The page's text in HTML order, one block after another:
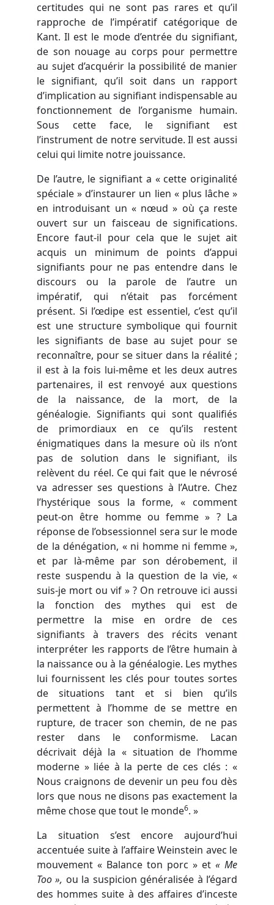
certitudes qui ne sont pas rares et qu’il
rapproche de l’impératif catégorique de
Kant. Il est le mode d’entrée du signifiant,
de son nouage au corps pour permettre
au sujet d’acquérir la possibilité de manier
le signifiant, qu’il soit dans un rapport
d’implication au signifiant indispensable au
fonctionnement de l’organisme humain.
Sous cette face, le signifiant est
l’instrument de notre servitude. Il est aussi
celui qui limite notre jouissance.
De l’autre, le signifiant a « cette originalité
spéciale » d’instaurer un lien « plus lâche »
en introduisant un « nœud » où ça reste
ouvert sur un faisceau de significations.
Encore faut-il pour cela que le sujet ait
acquis un minimum de points d’appui
signifiants pour ne pas entendre dans le
discours ou la parole de l’autre un
impératif, qui n’était pas forcément
présent. Si l’œdipe est essentiel, c’est qu’il
est une structure symbolique qui fournit
les signifiants de base au sujet pour se
reconnaître, pour se situer dans la réalité ;
il est à la fois lui-même et les deux autres
partenaires, il est renvoyé aux questions
de la naissance, de la mort, de la
généalogie. Signifiants qui sont qualifiés
de primordiaux en ce qu’ils restent
énigmatiques dans la mesure où ils n’ont
pas de solution dans le signifiant, ils
relèvent du réel. Ce qui fait que le névrosé
va adresser ses questions à l’Autre. Chez
l’hystérique sous la forme, « comment
peut-on être homme ou femme » ? La
réponse de l’obsessionnel sera sur le mode
de la dénégation, « ni homme ni femme »,
et par là-même par son dérobement, il
reste suspendu à la question de la vie, «
suis-je mort ou vif » ? On retrouve ici aussi
la fonction des mythes qui est de
permettre la mise en ordre de ces
signifiants à travers des récits venant
interpréter les rapports de l’être humain à
la naissance ou à la généalogie. Les mythes
lui fournissent les clés pour toutes sortes
de situations tant et si bien qu’ils
permettent à l’homme de se mettre en
rupture, de tracer son chemin, de ne pas
rester dans le conformisme. Lacan
décrivait déjà la « situation de l’homme
moderne » liée à la perte de ces clés : «
Nous craignons de devenir un peu fou dès
lors que nous ne disons pas exactement la
même chose que tout le monde6. »
La situation s’est encore aujourd’hui
accentuée suite à l’affaire Weinstein avec le
mouvement « Balance ton porc » et « Me
Too », ou la suspicion généralisée à l’égard
des hommes suite à des affaires d’inceste